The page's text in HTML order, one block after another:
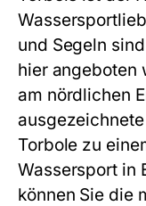
und Segeln
hier angeboten
am nördlichen
Torbole zu
Wassersport in
können Sie die